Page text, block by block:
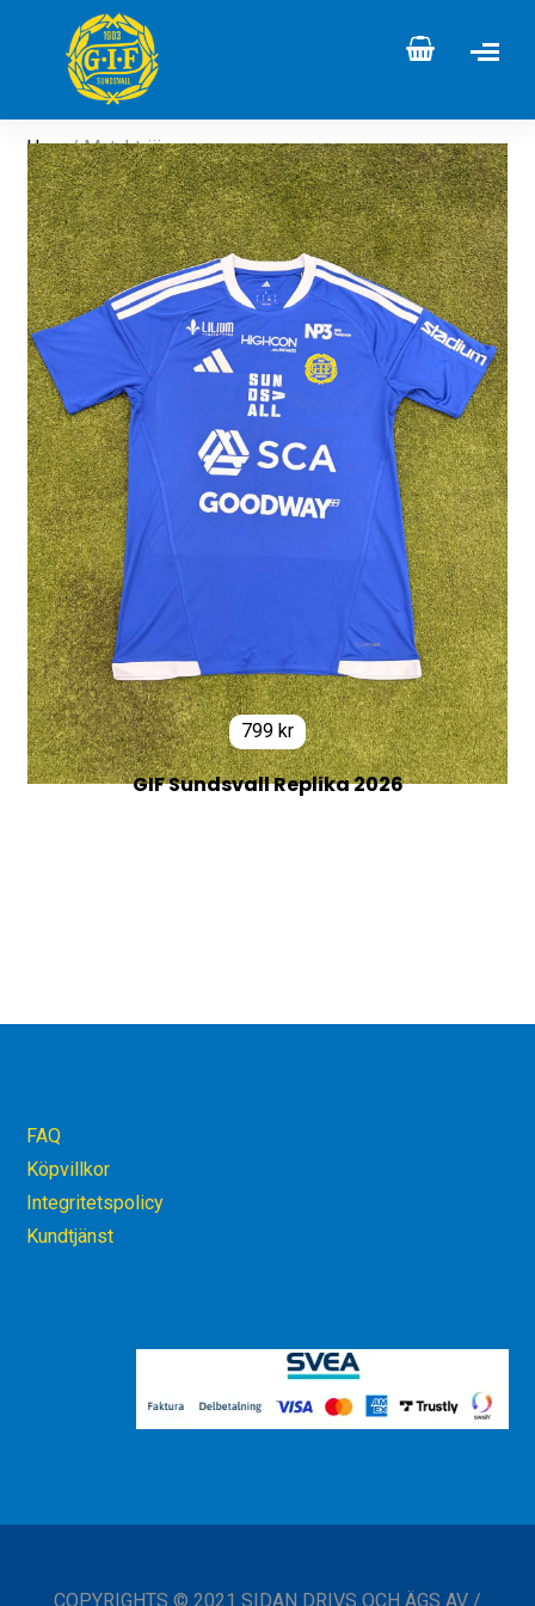
Hem/ Matchtröja
799 kr
GIF Sundsvall Replika 2026
FAQ
Köpvillkor
Integritetspolicy
Kundtjänst
COPYRIGHTS © 2021 SIDAN DRIVS OCH ÄGS AV /